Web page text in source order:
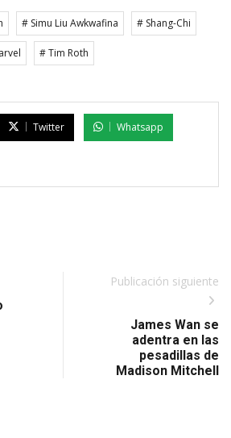
# Simu Liu Awkwafina # Shang-Chi
# Tim Roth
Twitter Whatsapp
Publicación siguiente
James Wan se
adentra en las
pesadillas de
Madison Mitchell